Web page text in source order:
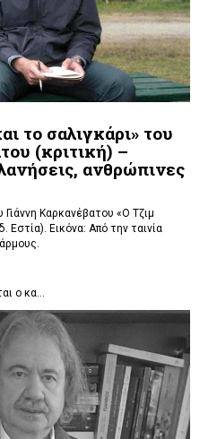
το σαλιγκάρι» του
(κριτική) –
ανθρώπινες
Καρκανέβατου «Ο Τζιμ
Εστία). Εικόνα: Από την ταινία
ο κα...